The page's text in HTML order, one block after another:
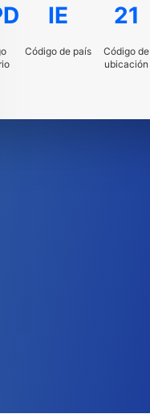
IE
Código de país
21
Código de
ubicación